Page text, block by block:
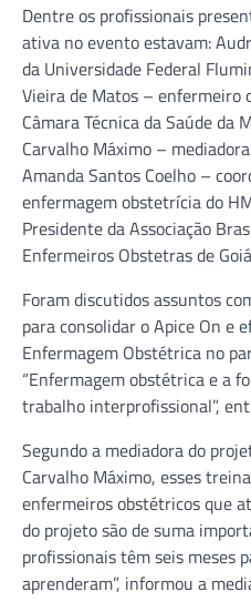
Dentre os profissionais
ativa no evento estavam:
da Universidade Federal
Vieira de Matos – enfermeiro
Câmara Técnica da Saúde da
Carvalho Máximo –
Amanda Santos Coelho –
enfermagem obstetrícia do
Presidente da Associação
Enfermeiros Obstetras de
Foram discutidos assuntos
para consolidar o Apice On e
Enfermagem Obstétrica no
“Enfermagem obstétrica e a
trabalho interprofissional”,
Segundo a mediadora do
Carvalho Máximo, esses
enfermeiros obstétricos que
do projeto são de suma
profissionais têm seis meses
aprenderam”, informou a